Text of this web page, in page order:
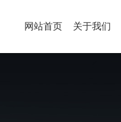
网站首页 关于我们